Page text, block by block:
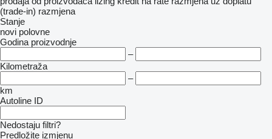
(trade-in) razmjena
Stanje
novi polovne
Godina proizvodnje
–
Kilometraža
–
km
Autoline ID
Nedostaju filtri?
Predložite izmjenu